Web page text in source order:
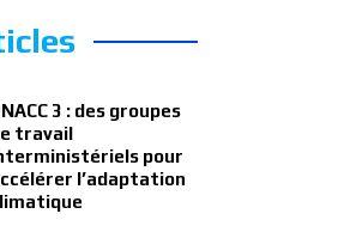
3 : des groupes
travail
pour
l’adaptation